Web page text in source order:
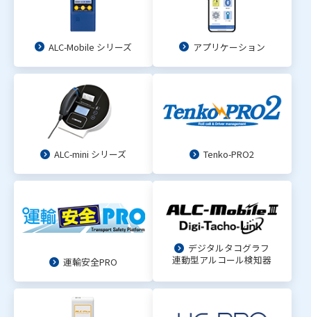
ALC-Mobile シリーズ アプリケーション
ALC-mini シリーズ Tenko-PRO2
運輸安全PRO
デジタルタコグラフ
連動型アルコール検知器